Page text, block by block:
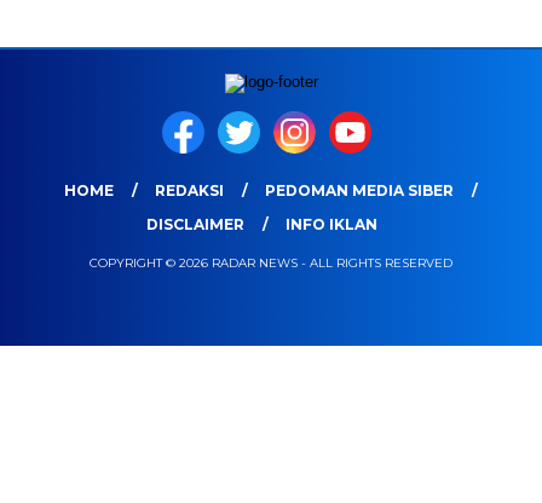
HOME REDAKSI
PEDOMAN MEDIA SIBER
DISCLAIMER
INFO IKLAN
COPYRIGHT © 2026 RADAR NEWS - ALL RIGHTS RESERVED